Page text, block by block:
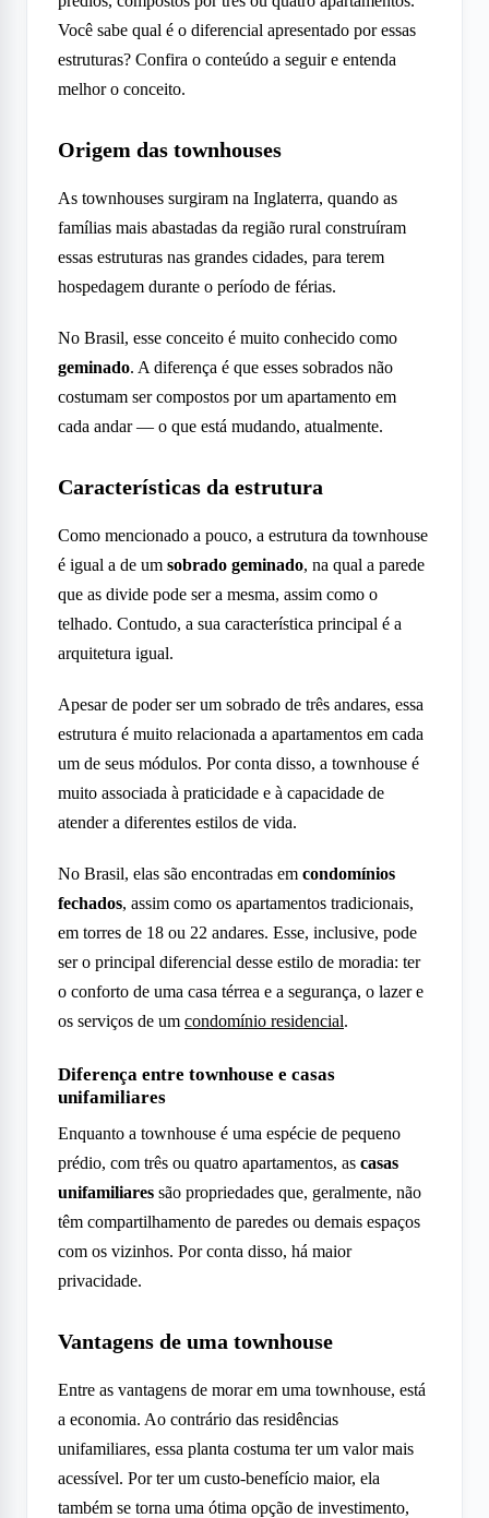
Você sabe qual é o diferencial apresentado por essas
estruturas? Confira o conteúdo a seguir e entenda
melhor o conceito.
Origem das townhouses
As townhouses surgiram na Inglaterra, quando as
famílias mais abastadas da região rural construíram
essas estruturas nas grandes cidades, para terem
hospedagem durante o período de férias.
No Brasil, esse conceito é muito conhecido como
geminado. A diferença é que esses sobrados não
costumam ser compostos por um apartamento em
cada andar — o que está mudando, atualmente.
Características da estrutura
Como mencionado a pouco, a estrutura da townhouse
é igual a de um sobrado geminado, na qual a parede
que as divide pode ser a mesma, assim como o
telhado. Contudo, a sua característica principal é a
arquitetura igual.
Apesar de poder ser um sobrado de três andares, essa
estrutura é muito relacionada a apartamentos em cada
um de seus módulos. Por conta disso, a townhouse é
muito associada à praticidade e à capacidade de
atender a diferentes estilos de vida.
No Brasil, elas são encontradas em condomínios
fechados, assim como os apartamentos tradicionais,
em torres de 18 ou 22 andares. Esse, inclusive, pode
ser o principal diferencial desse estilo de moradia: ter
o conforto de uma casa térrea e a segurança, o lazer e
os serviços de um condomínio residencial.
Diferença entre townhouse e casas
unifamiliares
Enquanto a townhouse é uma espécie de pequeno
prédio, com três ou quatro apartamentos, as casas
unifamiliares são propriedades que, geralmente, não
têm compartilhamento de paredes ou demais espaços
com os vizinhos. Por conta disso, há maior
privacidade.
Vantagens de uma townhouse
Entre as vantagens de morar em uma townhouse, está
a economia. Ao contrário das residências
unifamiliares, essa planta costuma ter um valor mais
acessível. Por ter um custo-benefício maior, ela
também se torna uma ótima opção de investimento,